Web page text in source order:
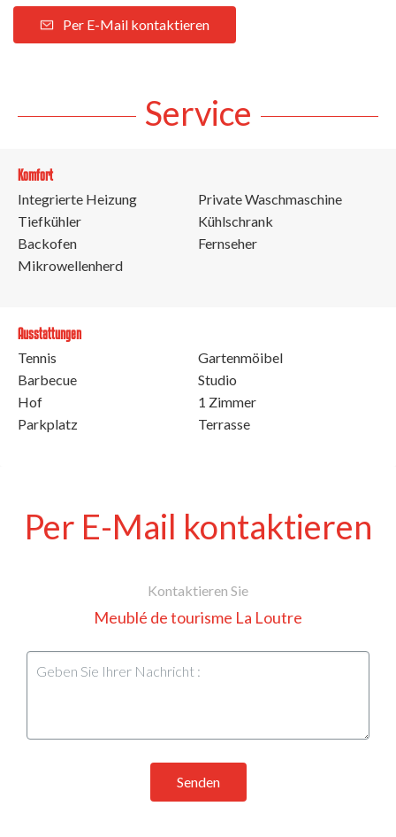
Per E-Mail kontaktieren
Service
Komfort
Integrierte Heizung
Tiefkühler
Backofen
Mikrowellenherd
Private Waschmaschine
Kühlschrank
Fernseher
Ausstattungen
Tennis
Barbecue
Hof
Parkplatz
Gartenmöibel
Studio
1 Zimmer
Terrasse
Per E-Mail kontaktieren
Kontaktieren Sie
Meublé de tourisme La Loutre
Senden